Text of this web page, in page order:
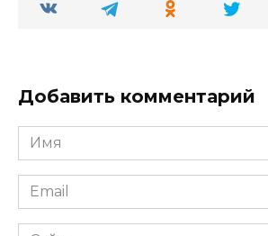
Добавить комментарий
Имя
*
Email
*
Сайт